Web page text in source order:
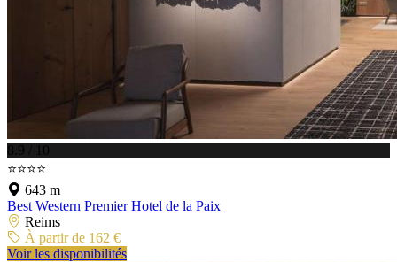
8.9 / 10
⭐⭐⭐⭐
643 m
Best Western Premier Hotel de la Paix
Reims
À partir de 162 €
Voir les disponibilités